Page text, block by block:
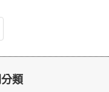
類